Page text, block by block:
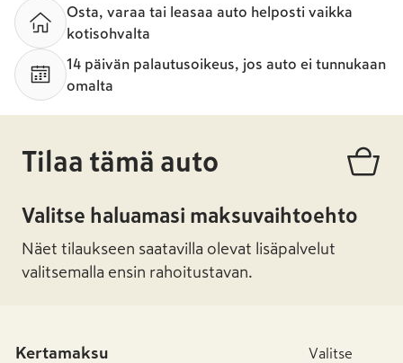
Osta, varaa tai leasaa auto helposti vaikka
kotisohvalta
14 päivän palautusoikeus, jos auto ei tunnukaan
omalta
Tilaa tämä auto
Valitse haluamasi maksuvaihtoehto
Näet tilaukseen saatavilla olevat lisäpalvelut
valitsemalla ensin rahoitustavan.
Kertamaksu Valitse